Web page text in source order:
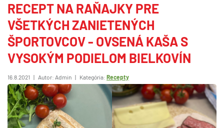
RECEPT NA RAŇAJKY PRE
VŠETKÝCH ZANIETENÝCH
ŠPORTOVCOV - OVSENÁ KAŠA S
VYSOKÝM PODIELOM BIELKOVÍN
16.8.2021 | Autor: Admin | Kategória: Recepty